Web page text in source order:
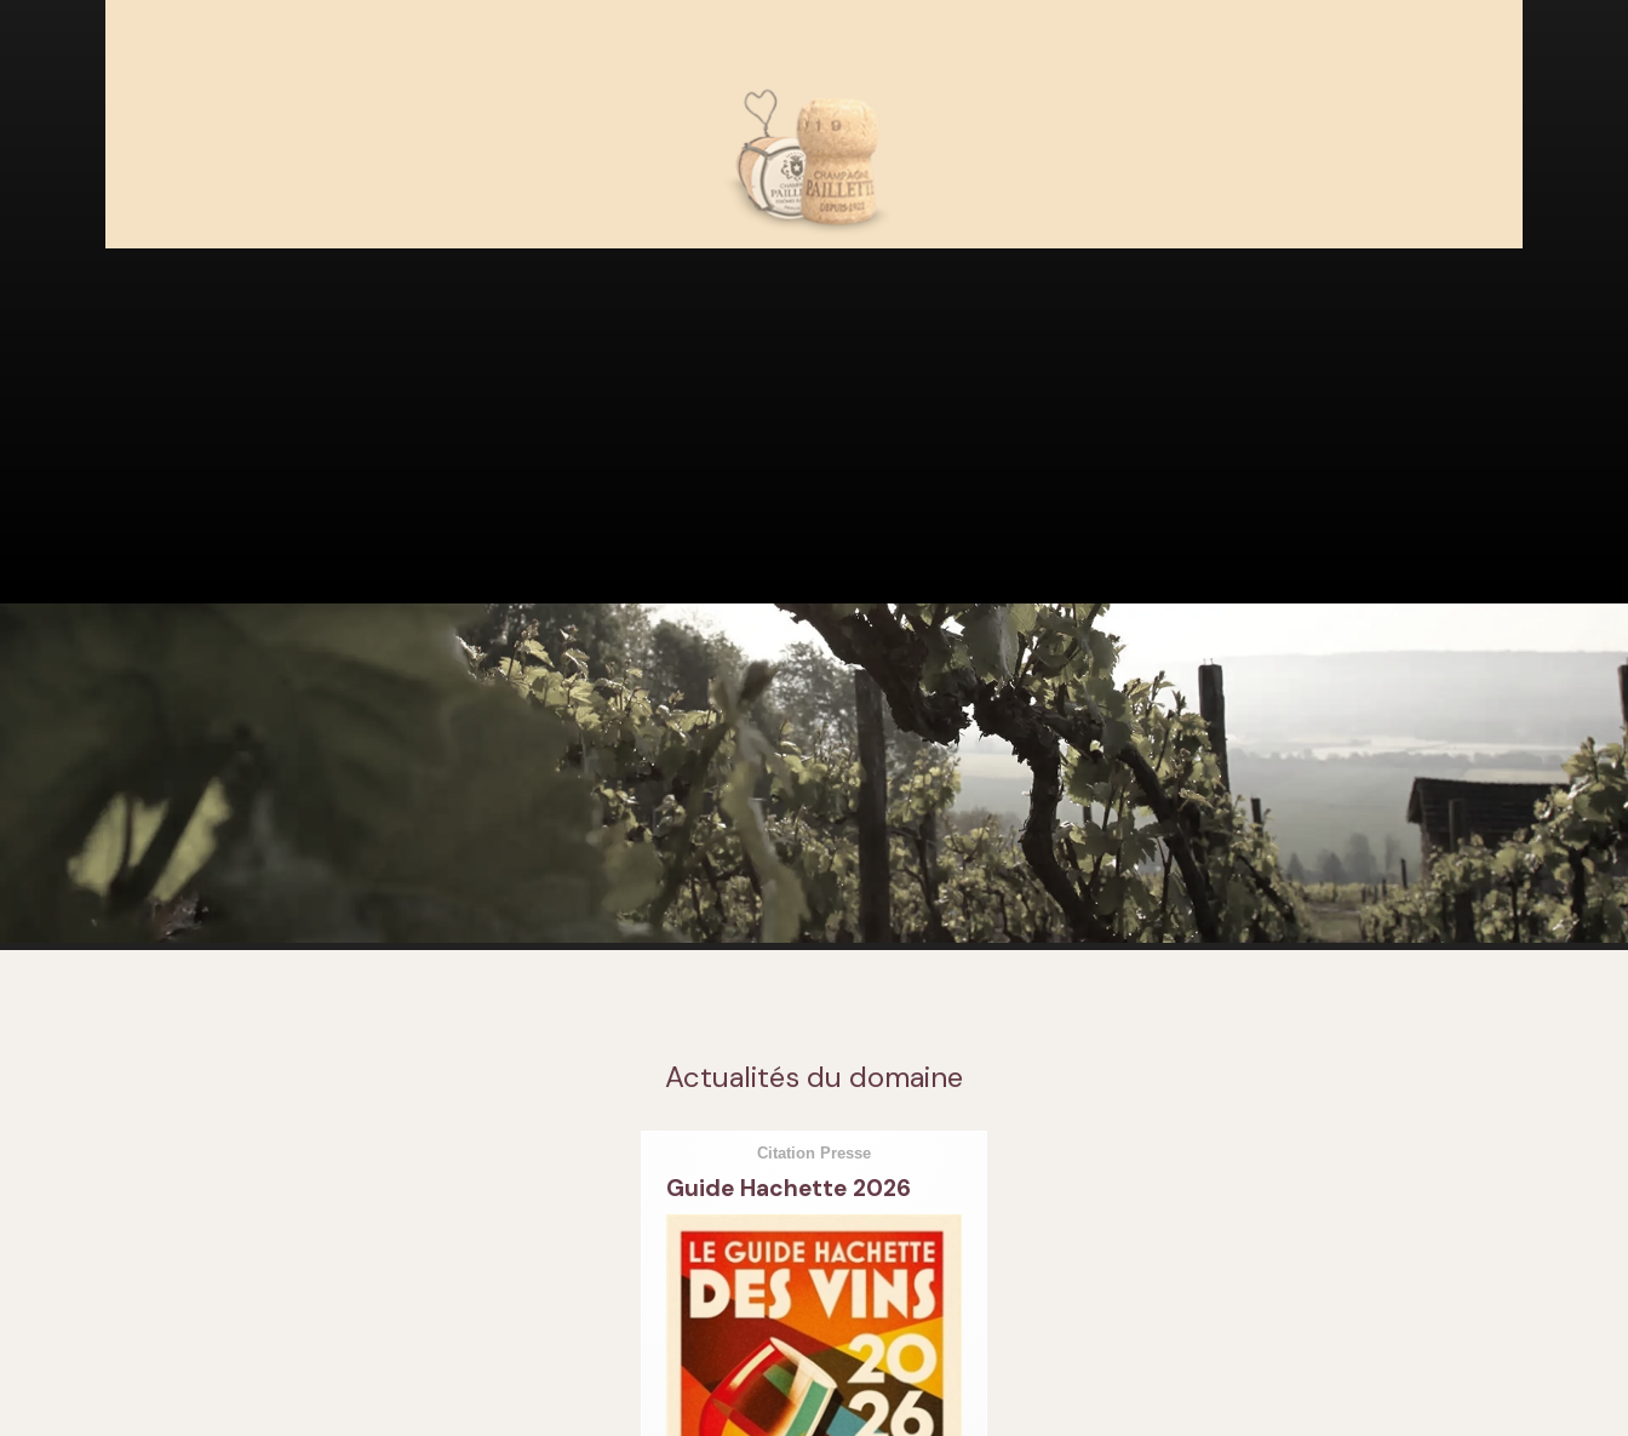
Actualités du domaine
Citation Presse
Guide Hachette 2026